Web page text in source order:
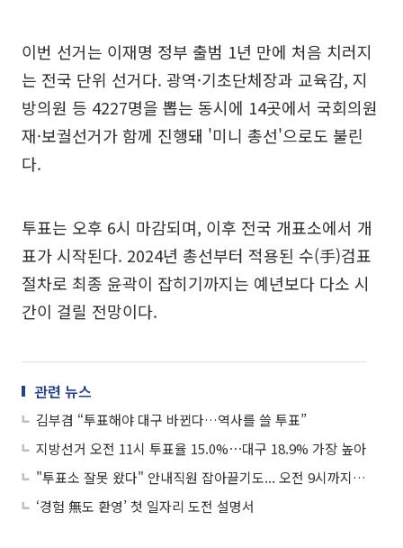
이번 선거는 이재명 정부 출범 1년 만에 처음 치러지
는 전국 단위 선거다. 광역·기초단체장과 교육감, 지
방의원 등 4227명을 뽑는 동시에 14곳에서 국회의원
재·보궐선거가 함께 진행돼 '미니 총선'으로도 불린
다.
투표는 오후 6시 마감되며, 이후 전국 개표소에서 개
표가 시작된다. 2024년 총선부터 적용된 수(手)검표
절차로 최종 윤곽이 잡히기까지는 예년보다 다소 시
간이 걸릴 전망이다.
관련 뉴스
김부겸 “투표해야 대구 바뀐다…역사를 쓸 투표”
지방선거 오전 11시 투표율 15.0%⋯대구 18.9% 가장 높아
"투표소 잘못 왔다" 안내직원 잡아끌기도... 오전 9시까지 선거 관련 112신고 88건
‘경험 無도 환영’ 첫 일자리 도전 설명서